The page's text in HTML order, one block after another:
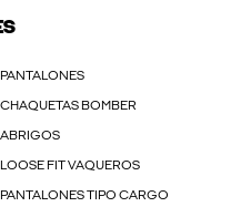
PANTALONES
CHAQUETAS BOMBER
ABRIGOS
LOOSE FIT VAQUEROS
PANTALONES TIPO CARGO